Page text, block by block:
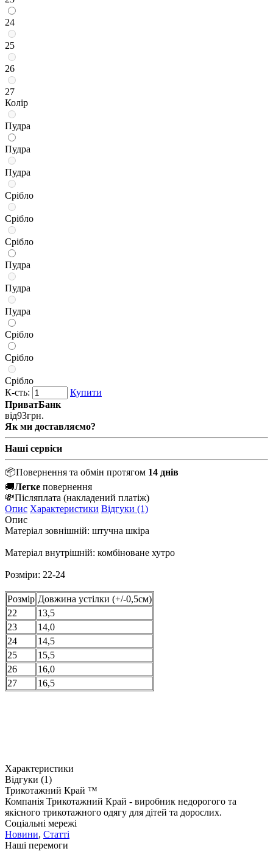
24
25
26
27
Колір
Пудра
Пудра
Пудра
Срібло
Срібло
Срібло
Пудра
Пудра
Пудра
Срібло
Срібло
Срібло
К-сть:
Купити
ПриватБанк
від93грн.
Як ми доставляємо?
Наші сервіси
📦Повернення та обмін протягом 14 днів
🚚Легке повернення
💸Післяплата (накладений платіж)
Опис Характеристики Відгуки (1)
Опис
Матеріал зовнішній: штучна шкіра
Матеріал внутрішній: комбіноване хутро
Розміри: 22-24
Розмір Довжина устілки (+/-0,5см)
22
13,5
23
14,0
24
14,5
25
15,5
26
16,0
27
16,5
Характеристики
Відгуки (1)
Трикотажний Край ™
Компанія Трикотажний Край - виробник недорогого та
якісного трикотажного одягу для дітей та дорослих.
Соціальні мережі
Новини, Статті
Наші перемоги